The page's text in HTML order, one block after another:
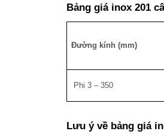
Bảng giá inox 201
Đường kính (mm)
Phi 3 – 350
Lưu ý về bảng giá